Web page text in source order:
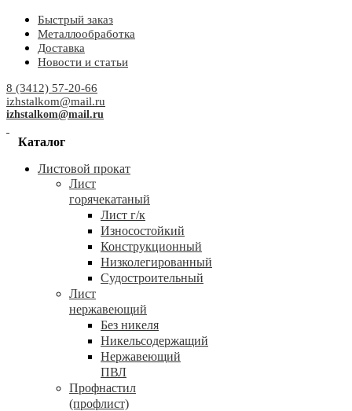
Быстрый заказ
Металлообработка
Доставка
Новости и статьи
8 (3412) 57-20-66
izhstalkom@mail.ru
izhstalkom@mail.ru
Каталог
Листовой прокат
Лист
горячекатаный
Лист г/к
Износостойкий
Конструкционный
Низколегированный
Судостроительный
Лист
нержавеющий
Без никеля
Никельсодержащий
Нержавеющий
ПВЛ
Профнастил
(профлист)